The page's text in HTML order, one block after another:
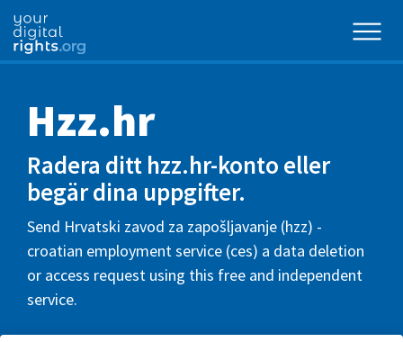
Hzz.hr
Radera ditt hzz.hr-konto eller
begär dina uppgifter.
Send Hrvatski zavod za zapošljavanje (hzz) -
croatian employment service (ces) a data deletion
or access request using this free and independent
service.